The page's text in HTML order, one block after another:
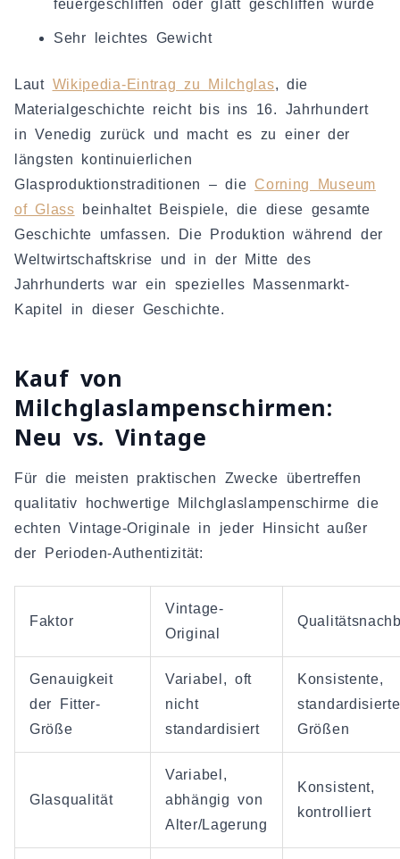
feuergeschliffen oder glatt geschliffen wurde
Sehr leichtes Gewicht
Laut Wikipedia-Eintrag zu Milchglas, die
Materialgeschichte reicht bis ins 16. Jahrhundert
in Venedig zurück und macht es zu einer der
längsten kontinuierlichen
Glasproduktionstraditionen – die Corning Museum
of Glass beinhaltet Beispiele, die diese gesamte
Geschichte umfassen. Die Produktion während der
Weltwirtschaftskrise und in der Mitte des
Jahrhunderts war ein spezielles Massenmarkt-
Kapitel in dieser Geschichte.
Kauf von
Milchglaslampenschirmen:
Neu vs. Vintage
Für die meisten praktischen Zwecke übertreffen
qualitativ hochwertige Milchglaslampenschirme die
echten Vintage-Originale in jeder Hinsicht außer
der Perioden-Authentizität:
Faktor
Vintage-
Original
Genauigkeit
der Fitter-
Größe
Variabel, oft
nicht
standardisiert
Konsistente,
standardisierte
Größen
Glasqualität
Variabel,
abhängig von
Alter/Lagerung
Konsistent,
kontrolliert